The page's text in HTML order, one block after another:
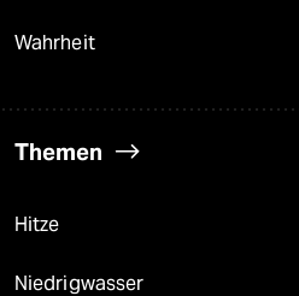
Wahrheit
Themen
Hitze
Niedrigwasser